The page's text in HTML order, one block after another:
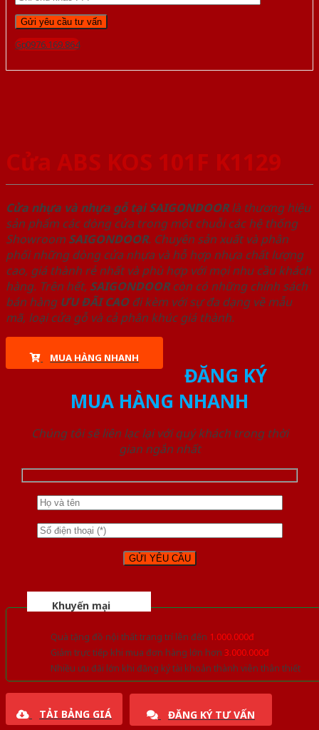
Gọi 0976.169.864
Cửa ABS KOS 101F K1129
Cửa nhựa và nhựa gỗ tại SAIGONDOORlà thương hiệu
sản phẩm các dòng cửa trong một chuỗi các hệ thống
Showroom SAIGONDOOR. Chuyên sản xuất và phân
phối những dòng cửa nhựa và hỗ hợp nhựa chất lượng
cao, giá thành rẻ nhất và phù hợp với mọi nhu cầu khách
hàng. Trên hết, SAIGONDOORcòn có những chính sách
bán hàng ƯU ĐÃI CAOđi kèm với sự đa dạng về mẫu
mã, loại cửa gỗ và cả phân khúc giá thành.
MUA HÀNG NHANH
ĐĂNG KÝ
MUA HÀNG NHANH
Chúng tôi sẽ liên lạc lại với quý khách trong thời
gian ngắn nhất
Khuyến mại
Quà tặng đồ nội thất trang trí lên đến 1.000.000đ
Giảm trực tiếp khi mua đơn hàng lớn hơn 3.000.000đ
Nhiều ưu đãi lớn khi đăng ký tài khoản thành viên thân thiết
TẢI BẢNG GIÁ ĐĂNG KÝ TƯ VẤN